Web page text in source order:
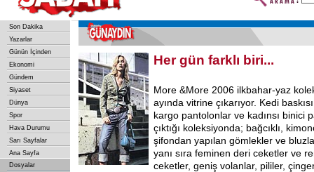
Son Dakika
Yazarlar
Günün İçinden
Ekonomi
Gündem
Siyaset
Dünya
Spor
Hava Durumu
Sarı Sayfalar
Ana Sayfa
Dosyalar
Her gün farklı biri...
More &More 2006 ilkbahar-yaz
ayında vitrine çıkarıyor. Kedi
kargo pantolonlar ve kadınsı binici
çıktığı koleksiyonda; bağcıklı,
şifondan yapılan gömlekler ve
yanı sıra feminen deri ceketler ve
ceketler, geniş volanlar, pililer,